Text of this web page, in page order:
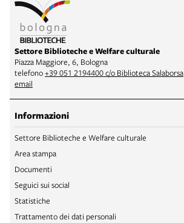
Settore Biblioteche e Welfare culturale
Piazza Maggiore, 6, Bologna
telefono+39 051 2194400 c/o Biblioteca Salaborsa
email
Informazioni
Settore Biblioteche e Welfare culturale
Area stampa
Documenti
Seguici sui social
Statistiche
Trattamento dei dati personali